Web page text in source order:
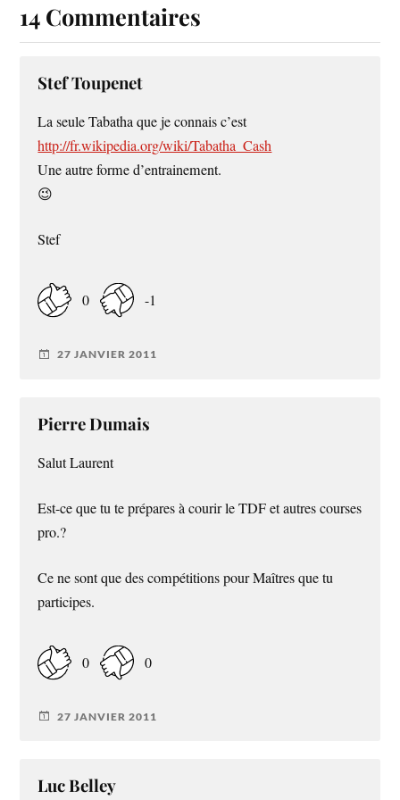
14 Commentaires
Stef Toupenet
La seule Tabatha que je connais c’est
http://fr.wikipedia.org/wiki/Tabatha_Cash
Une autre forme d’entrainement.
😉
Stef
0 -1
27 JANVIER 2011
Pierre Dumais
Salut Laurent
Est-ce que tu te prépares à courir le TDF et autres courses
pro.?
Ce ne sont que des compétitions pour Maîtres que tu
participes.
0 0
27 JANVIER 2011
Luc Belley